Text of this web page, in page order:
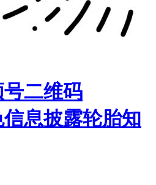
二维码
息披露轮胎知